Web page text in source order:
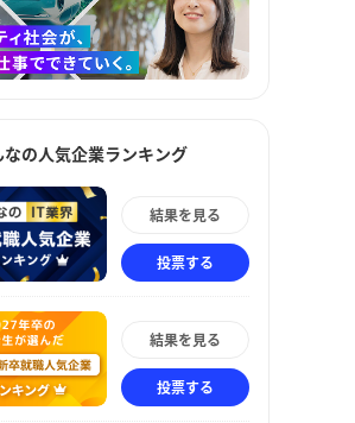
なの人気企業ランキング
結果を見る
投票する
結果を見る
投票する